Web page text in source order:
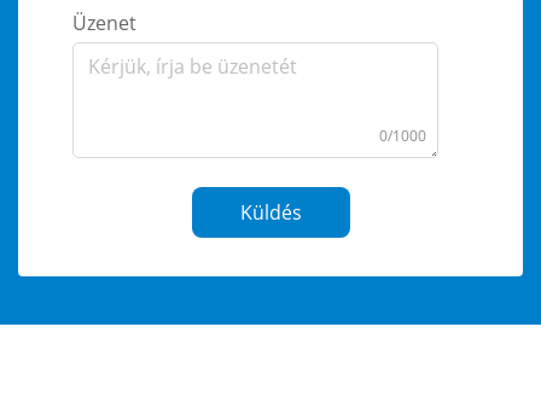
Üzenet
0/1000
Küldés